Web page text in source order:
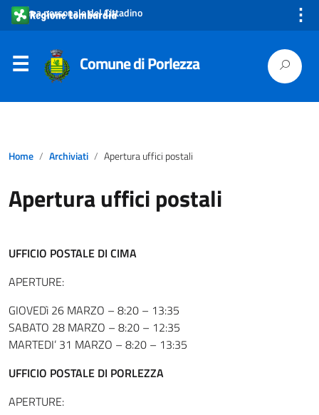
Area personale del Cittadino ⋮
Comune di Porlezza
Home Archiviati Apertura uffici postali
Apertura uffici postali
UFFICIO POSTALE DI CIMA
APERTURE:
GIOVEDì 26 MARZO – 8:20 – 13:35
SABATO 28 MARZO – 8:20 – 12:35
MARTEDI’ 31 MARZO – 8:20 – 13:35
UFFICIO POSTALE DI PORLEZZA
APERTURE: